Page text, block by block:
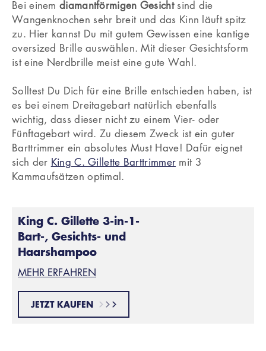
Bei einem diamantförmigen Gesichtsind die
Wangenknochen sehr breit und das Kinn läuft spitz
zu. Hier kannst Du mit gutem Gewissen eine kantige
oversized Brille auswählen. Mit dieser Gesichtsform
ist eine Nerdbrille meist eine gute Wahl.
Solltest Du Dich für eine Brille entschieden haben, ist
es bei einem Dreitagebart natürlich ebenfalls
wichtig, dass dieser nicht zu einem Vier- oder
Fünftagebart wird. Zu diesem Zweck ist ein guter
Barttrimmer ein absolutes Must Have! Dafür eignet
sich der King C. Gillette Barttrimmer mit 3
Kammaufsätzen optimal.
King C. Gillette 3-in-1-
Bart-, Gesichts- und
Haarshampoo
MEHR ERFAHREN
JETZT KAUFEN